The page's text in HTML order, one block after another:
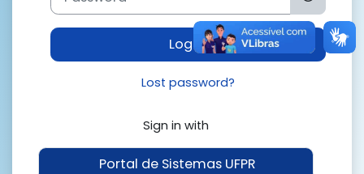
Log in
Lost password?
Sign in with
Portal de Sistemas UFPR